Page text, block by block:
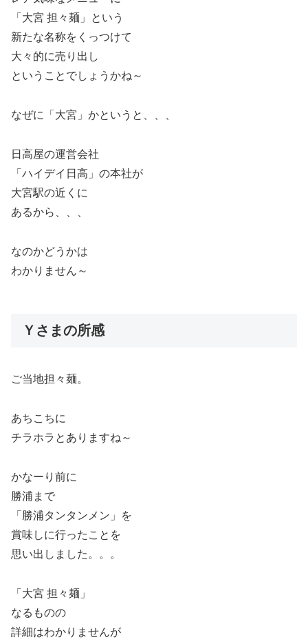
「大宮 担々麺」という
新たな名称をくっつけて
大々的に売り出し
ということでしょうかね～
なぜに「大宮」かというと、、、
日高屋の運営会社
「ハイデイ日高」の本社が
大宮駅の近くに
あるから、、、
なのかどうかは
わかりません～
Ｙさまの所感
ご当地担々麺。
あちこちに
チラホラとありますね～
かなーり前に
勝浦まで
「勝浦タンタンメン」を
賞味しに行ったことを
思い出しました。。。
「大宮 担々麺」
なるものの
詳細はわかりませんが